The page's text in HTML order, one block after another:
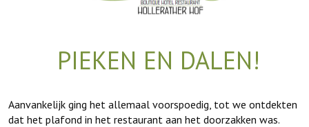
PIEKEN EN DALEN!
Aanvankelijk ging het allemaal voorspoedig, tot we ontdekten
dat het plafond in het restaurant aan het doorzakken was.